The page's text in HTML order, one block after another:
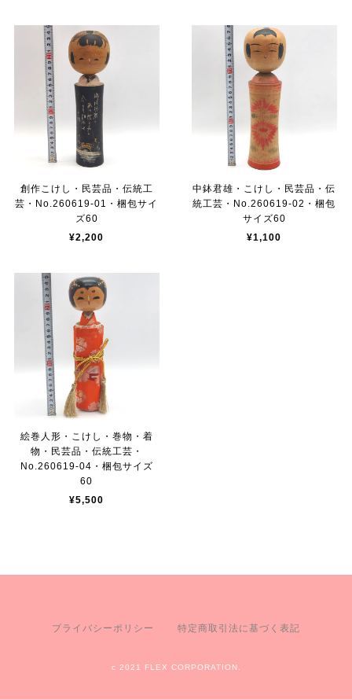
創作こけし・民芸品・伝統工
芸・No.260619-01・梱包サイ
ズ60
¥2,200
中鉢君雄・こけし・民芸品・伝
統工芸・No.260619-02・梱包
サイズ60
¥1,100
絵巻人形・こけし・巻物・着
物・民芸品・伝統工芸・
No.260619-04・梱包サイズ
60
¥5,500
プライバシーポリシー 特定商取引法に基づく表記
c 2021 FLEX CORPORATION.